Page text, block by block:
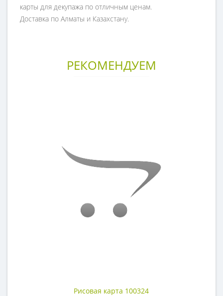
карты для декупажа по отличным ценам.
Доставка по Алматы и Казахстану.
РЕКОМЕНДУЕМ
Рисовая карта 100324